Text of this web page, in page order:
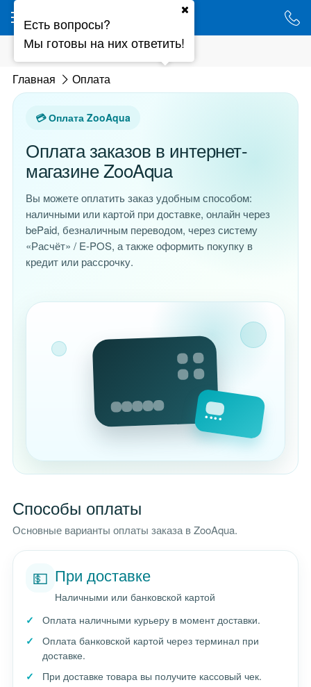
Главная Оплата
💳 Оплата ZooAqua
Оплата заказов в интернет-
магазине ZooAqua
Вы можете оплатить заказ удобным способом:
наличными или картой при доставке, онлайн через
bePaid, безналичным переводом, через систему
«Расчёт» / E-POS, а также оформить покупку в
кредит или рассрочку.
Способы оплаты
Основные варианты оплаты заказа в ZooAqua.
💵 При доставке
Наличными или банковской картой
Оплата наличными курьеру в момент доставки.
Оплата банковской картой через терминал при
доставке.
При доставке товара вы получите кассовый чек.
Есть вопросы?
Мы готовы на них ответить!
Ваш город - Минск,
угадали?
ДА НЕТ